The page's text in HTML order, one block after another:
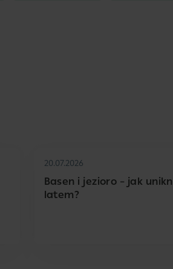
20.07.2026
Basen i jezioro – jak
latem?